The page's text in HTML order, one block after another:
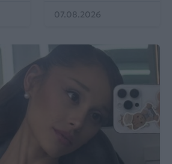
07.08.2026